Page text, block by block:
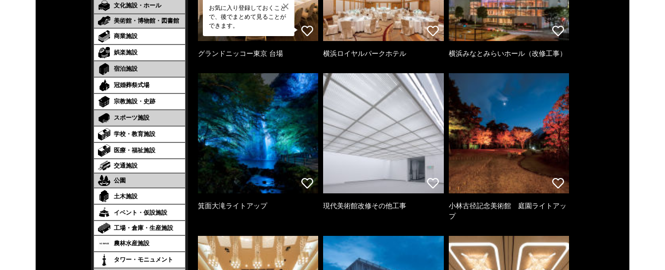
文化施設・ホール
美術館・博物館・図書館
商業施設
娯楽施設
宿泊施設
冠婚葬祭式場
宗教施設・史跡
スポーツ施設
学校・教育施設
医療・福祉施設
交通施設
公園
土木施設
イベント・仮設施設
工場・倉庫・生産施設
農林水産施設
タワー・モニュメント
お気に入り登録しておくこと
で、後でまとめて見ることが
できます。
グランドニッコー東京 台場 横浜ロイヤルパークホテル 横浜みなとみらいホール（改修工事）
箕面大滝ライトアップ 現代美術館改修その他工事
小林古径記念美術館 庭園ライトアッ
プ